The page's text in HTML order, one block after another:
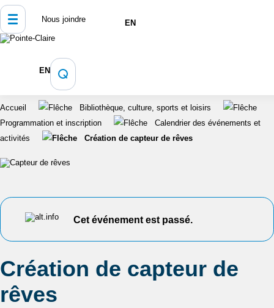
Nous joindre EN
EN
Accueil
Bibliothèque, culture, sports et loisirs
Programmation et inscription
Calendrier des événements et
activités
Création de capteur de rêves
Cet événement est passé.
Création de capteur de
rêves